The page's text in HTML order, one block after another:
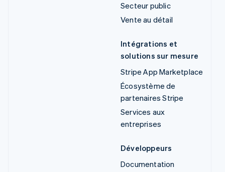
Secteur public
Vente au détail
Intégrations et
solutions sur mesure
Stripe App Marketplace
Écosystème de
partenaires Stripe
Services aux
entreprises
Développeurs
Documentation